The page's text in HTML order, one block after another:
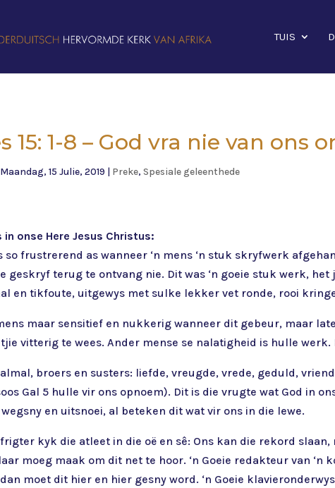
TUIS
15: 1-8 – God vra nie van ons
Maandag, 15 Julie, 2019 | Preke,Spesiale geleenthede
onse Here Jesus Christus:
so frustrerend as wanneer ‘n mens ‘n stuk skryfwerk
geskryf terug te ontvang nie. Dit was ‘n goeie stuk werk,
en tikfoute, uitgewys met sulke lekker vet ronde, rooi
maar sensitief en nukkerig wanneer dit gebeur, maar
vitterig te wees. Ander mense se nalatigheid is hulle
broers en susters: liefde, vreugde, vrede, geduld,
Gal 5 hulle vir ons opnoem). Dit is die vrugte wat God in
en uitsnoei, al beteken dit wat vir ons in die lewe.
kyk die atleet in die oë en sê: Ons kan die rekord
moeg maak om dit net te hoor. ‘n Goeie redakteur van
moet dit hier en hier gesny word. ‘n Goeie